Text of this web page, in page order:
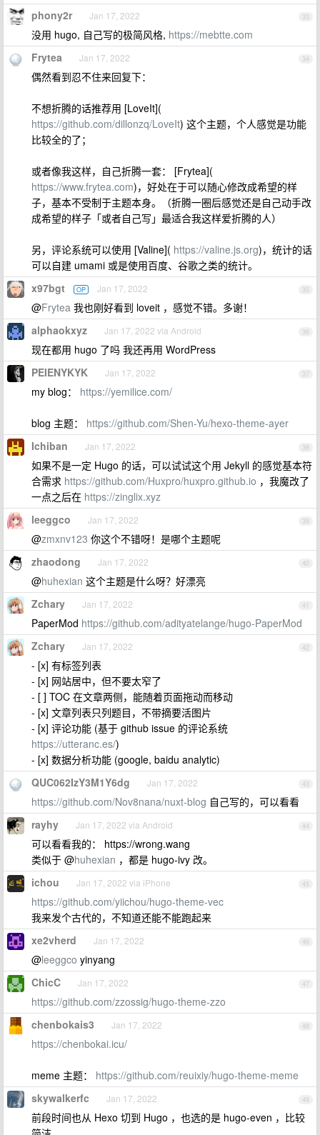
33
phony2r Jan 17, 2022
没用 hugo, 自己写的极简风格, https://mebtte.com
34
Frytea Jan 17, 2022
偶然看到忍不住来回复下：
不想折腾的话推荐用 [LoveIt](
https://github.com/dillonzq/LoveIt) 这个主题，个人感觉是功能
比较全的了；
或者像我这样，自己折腾一套： [Frytea](
https://www.frytea.com)，好处在于可以随心修改成希望的样
子，基本不受制于主题本身。（折腾一圈后感觉还是自己动手改
成希望的样子「或者自己写」最适合我这样爱折腾的人）
另，评论系统可以使用 [Valine]( https://valine.js.org)，统计的话
可以自建 umami 或是使用百度、谷歌之类的统计。
35
x97bgt OP Jan 17, 2022
@Frytea 我也刚好看到 loveit ，感觉不错。多谢！
36
alphaokxyz Jan 17, 2022 via Android
现在都用 hugo 了吗 我还再用 WordPress
37
PEIENYKYK Jan 17, 2022
my blog： https://yemilice.com/
blog 主题： https://github.com/Shen-Yu/hexo-theme-ayer
38
Ichiban Jan 17, 2022
如果不是一定 Hugo 的话，可以试试这个用 Jekyll 的感觉基本符
合需求 https://github.com/Huxpro/huxpro.github.io ，我魔改了
一点之后在 https://zinglix.xyz
39
leeggco Jan 17, 2022
@zmxnv123 你这个不错呀！是哪个主题呢
40
zhaodong Jan 17, 2022
@huhexian 这个主题是什么呀？好漂亮
41
Zchary Jan 17, 2022
PaperMod https://github.com/adityatelange/hugo-PaperMod
42
Zchary Jan 17, 2022
- [x] 有标签列表
- [x] 网站居中，但不要太窄了
- [ ] TOC 在文章两侧，能随着页面拖动而移动
- [x] 文章列表只列题目，不带摘要活图片
- [x] 评论功能 (基于 github issue 的评论系统
https://utteranc.es/)
- [x] 数据分析功能 (google, baidu analytic)
43
QUC062IzY3M1Y6dg Jan 17, 2022
https://github.com/Nov8nana/nuxt-blog 自己写的，可以看看
44
rayhy Jan 17, 2022 via Android
可以看看我的： https://wrong.wang
类似于 @huhexian ，都是 hugo-ivy 改。
45
ichou Jan 17, 2022 via iPhone
https://github.com/yiichou/hugo-theme-vec
我来发个古代的，不知道还能不能跑起来
46
xe2vherd Jan 17, 2022
@leeggco yinyang
47
ChicC Jan 17, 2022
https://github.com/zzossig/hugo-theme-zzo
48
chenbokais3 Jan 17, 2022
https://chenbokai.icu/
meme 主题： https://github.com/reuixiy/hugo-theme-meme
49
skywalkerfc Jan 17, 2022
前段时间也从 Hexo 切到 Hugo ，也选的是 hugo-even ，比较